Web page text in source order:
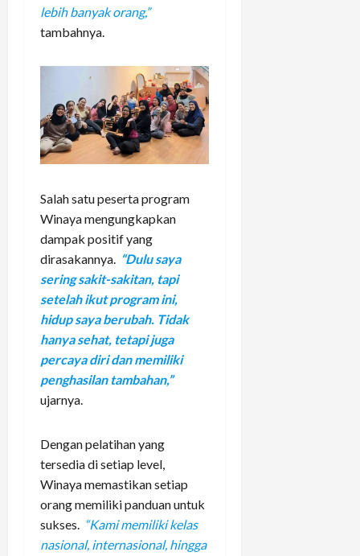
lebih banyak orang,”
tambahnya.
Salah satu peserta program
Winaya mengungkapkan
dampak positif yang
dirasakannya. “Dulu saya
sering sakit-sakitan, tapi
setelah ikut program ini,
hidup saya berubah. Tidak
hanya sehat, tetapi juga
percaya diri dan memiliki
penghasilan tambahan,”
ujarnya.
Dengan pelatihan yang
tersedia di setiap level,
Winaya memastikan setiap
orang memiliki panduan untuk
sukses. “Kami memiliki kelas
nasional, internasional, hingga